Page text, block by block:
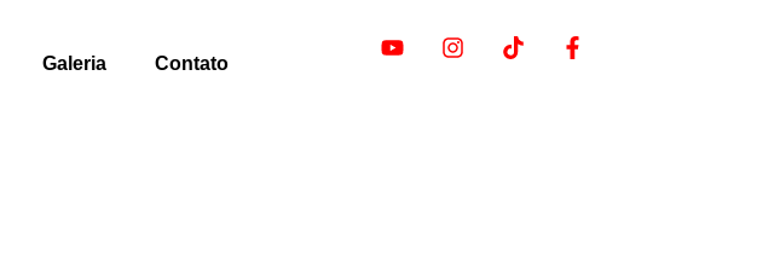
Galeria Contato